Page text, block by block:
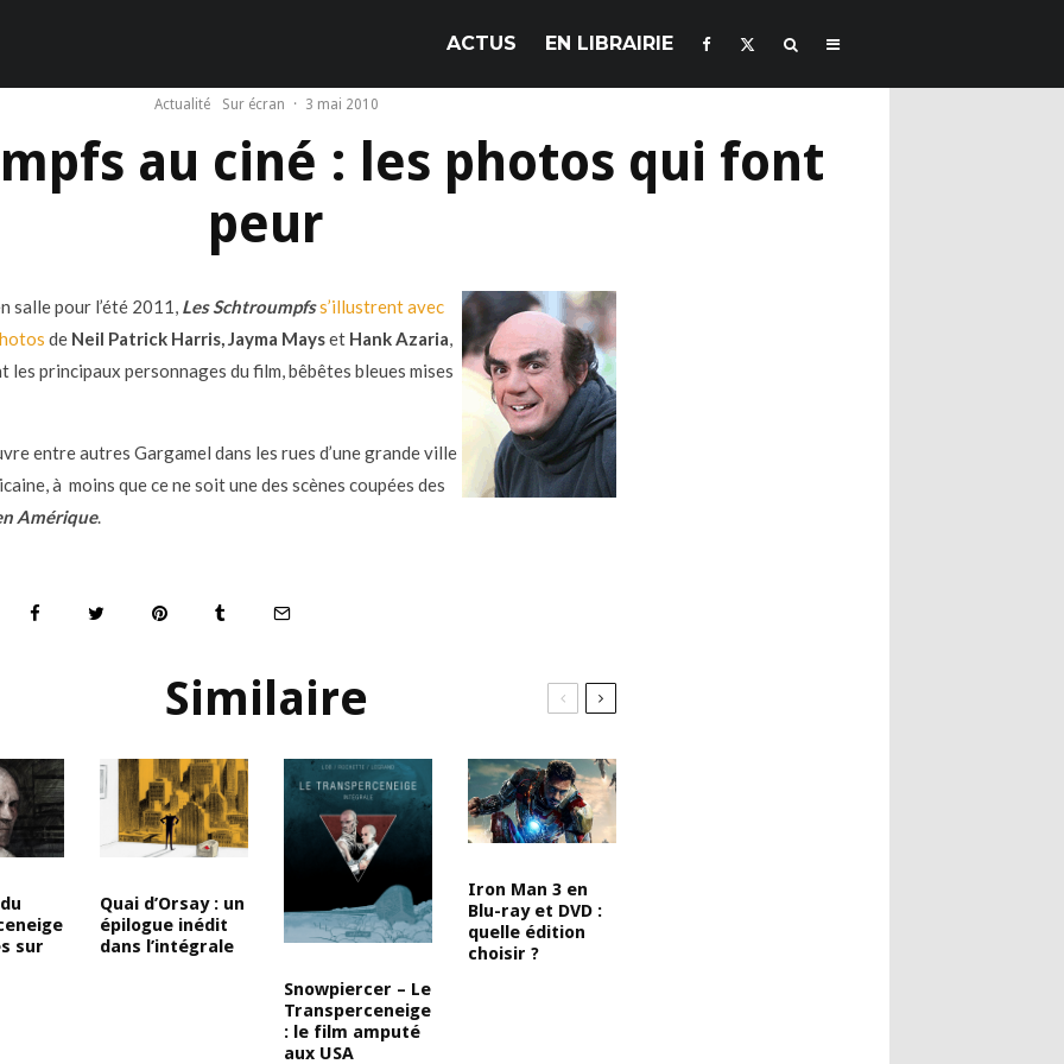
ACTUS EN LIBRAIRIE
Actualité Sur écran · 3 mai 2010
au ciné : les photos qui font
peur
salle pour l’été 2011, Les Schtroumpfss’illustrent avec
de Neil Patrick Harris, Jayma Mayset Hank Azaria,
les principaux personnages du film, bêbêtes bleues mises
entre autres Gargamel dans les rues d’une grande ville
à moins que ce ne soit une des scènes coupées des
Amérique.
Similaire
sur
Quai d’Orsay : un
épilogue inédit
dans l’intégrale
Snowpiercer – Le
Transperceneige
: le film amputé
aux USA
Iron Man 3 en
Blu-ray et DVD :
quelle édition
choisir ?